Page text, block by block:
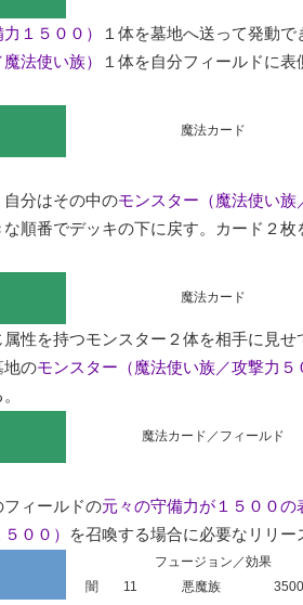
１５００）
１体を墓地へ送って発動で
法使い族）
１体を自分フィールドに
魔法カード
自分はその中のモンスター（魔法使い族
順番でデッキの下に戻す。カード２
魔法カード
性を持つモンスター２体を相手に見せ
地のモンスター（魔法使い族／攻撃力５
魔法カード／フィールド
フィールドの元々の守備力が１５００の
００） を召喚する場合に必要なリリー
フュージョン／効果
闇
11 悪魔族 3500